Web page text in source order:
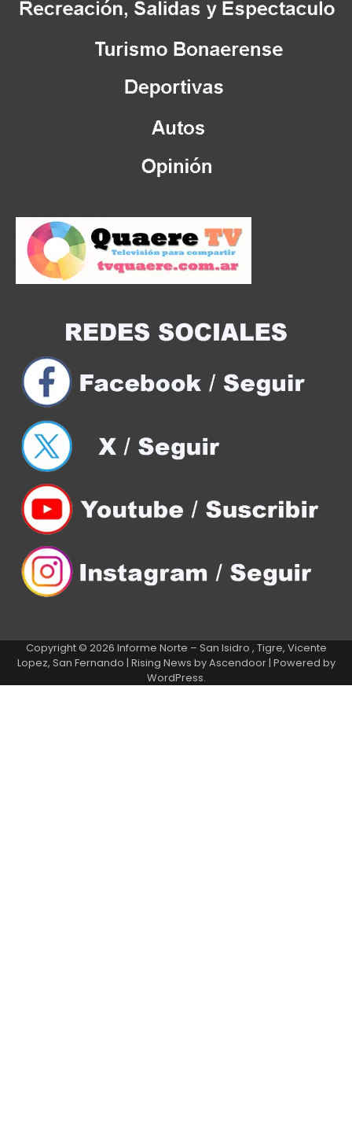
Copyright © 2026 Informe Norte – San Isidro , Tigre, Vicente
Lopez, San Fernando | Rising News byAscendoor| Powered by
WordPress.